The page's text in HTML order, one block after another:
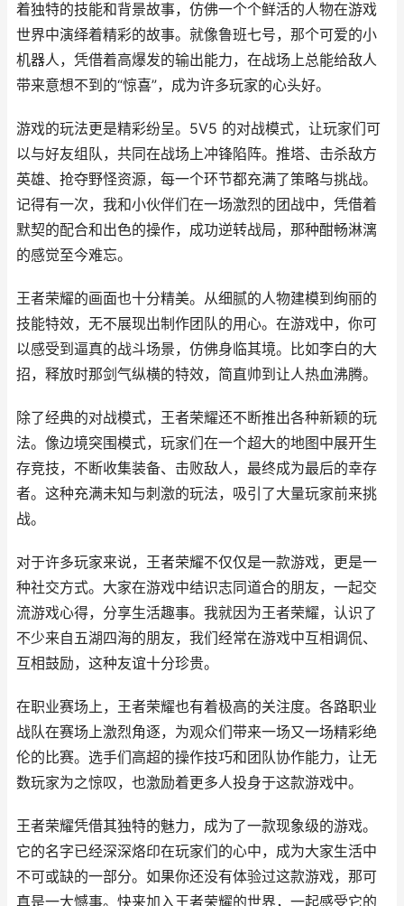
着独特的技能和背景故事，仿佛一个个鲜活的人物在游戏
世界中演绎着精彩的故事。就像鲁班七号，那个可爱的小
机器人，凭借着高爆发的输出能力，在战场上总能给敌人
带来意想不到的“惊喜”，成为许多玩家的心头好。
游戏的玩法更是精彩纷呈。5V5 的对战模式，让玩家们可
以与好友组队，共同在战场上冲锋陷阵。推塔、击杀敌方
英雄、抢夺野怪资源，每一个环节都充满了策略与挑战。
记得有一次，我和小伙伴们在一场激烈的团战中，凭借着
默契的配合和出色的操作，成功逆转战局，那种酣畅淋漓
的感觉至今难忘。
王者荣耀的画面也十分精美。从细腻的人物建模到绚丽的
技能特效，无不展现出制作团队的用心。在游戏中，你可
以感受到逼真的战斗场景，仿佛身临其境。比如李白的大
招，释放时那剑气纵横的特效，简直帅到让人热血沸腾。
除了经典的对战模式，王者荣耀还不断推出各种新颖的玩
法。像边境突围模式，玩家们在一个超大的地图中展开生
存竞技，不断收集装备、击败敌人，最终成为最后的幸存
者。这种充满未知与刺激的玩法，吸引了大量玩家前来挑
战。
对于许多玩家来说，王者荣耀不仅仅是一款游戏，更是一
种社交方式。大家在游戏中结识志同道合的朋友，一起交
流游戏心得，分享生活趣事。我就因为王者荣耀，认识了
不少来自五湖四海的朋友，我们经常在游戏中互相调侃、
互相鼓励，这种友谊十分珍贵。
在职业赛场上，王者荣耀也有着极高的关注度。各路职业
战队在赛场上激烈角逐，为观众们带来一场又一场精彩绝
伦的比赛。选手们高超的操作技巧和团队协作能力，让无
数玩家为之惊叹，也激励着更多人投身于这款游戏中。
王者荣耀凭借其独特的魅力，成为了一款现象级的游戏。
它的名字已经深深烙印在玩家们的心中，成为大家生活中
不可或缺的一部分。如果你还没有体验过这款游戏，那可
真是一大憾事。快来加入王者荣耀的世界，一起感受它的